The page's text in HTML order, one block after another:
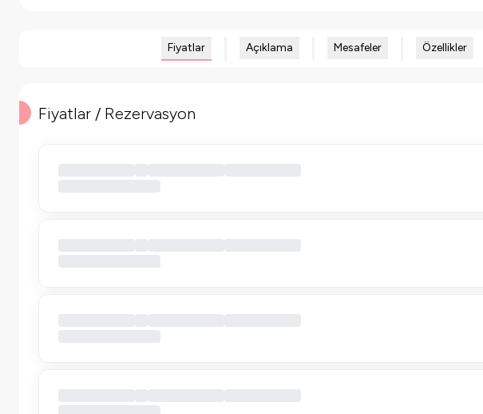
Fiyatlar Açıklama Mesafeler Özellikler
Fiyatlar / Rezervasyon